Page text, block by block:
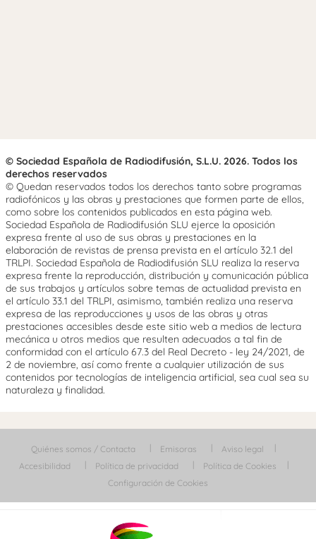
© Sociedad Española de Radiodifusión, S.L.U. 2026. Todos los
derechos reservados
© Quedan reservados todos los derechos tanto sobre programas
radiofónicos y las obras y prestaciones que formen parte de ellos,
como sobre los contenidos publicados en esta página web.
Sociedad Española de Radiodifusión SLU ejerce la oposición
expresa frente al uso de sus obras y prestaciones en la
elaboración de revistas de prensa prevista en el artículo 32.1 del
TRLPI. Sociedad Española de Radiodifusión SLU realiza la reserva
expresa frente la reproducción, distribución y comunicación pública
de sus trabajos y artículos sobre temas de actualidad prevista en
el artículo 33.1 del TRLPI, asimismo, también realiza una reserva
expresa de las reproducciones y usos de las obras y otras
prestaciones accesibles desde este sitio web a medios de lectura
mecánica u otros medios que resulten adecuados a tal fin de
conformidad con el artículo 67.3 del Real Decreto - ley 24/2021, de
2 de noviembre, así como frente a cualquier utilización de sus
contenidos por tecnologías de inteligencia artificial, sea cual sea su
naturaleza y finalidad.
Quiénes somos / Contacta Emisoras
Aviso legal
Accesibilidad
Política de privacidad
Política de Cookies
Configuración de Cookies